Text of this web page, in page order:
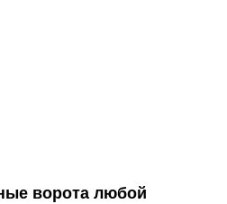
ворота любой